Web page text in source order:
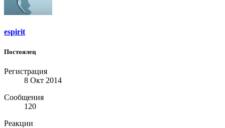
espirit
Постоялец
Регистрация
8 Окт 2014
Сообщения
120
Реакции